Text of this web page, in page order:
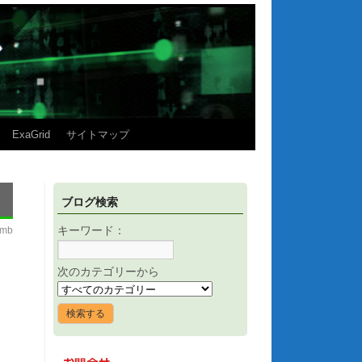
ExaGrid サイトマップ
ブログ検索
キーワード：
次のカテゴリーから